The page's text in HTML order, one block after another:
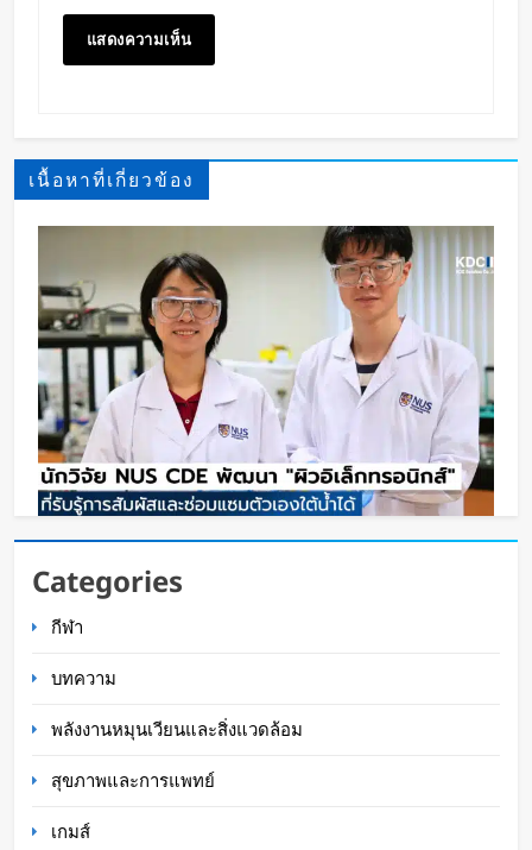
เนื้อหาที่เกี่ยวข้อง
นักวิจัย NUS CDE พัฒนา “ผิวอิเล็กทรอนิกส์” ที่รับรู้
การสัมผัสและซ่อมแซมตัวเองใต้น้ำได้
Categories
กีฬา
บทความ
พลังงานหมุนเวียนและสิ่งแวดล้อม
สุขภาพและการแพทย์
เกมส์